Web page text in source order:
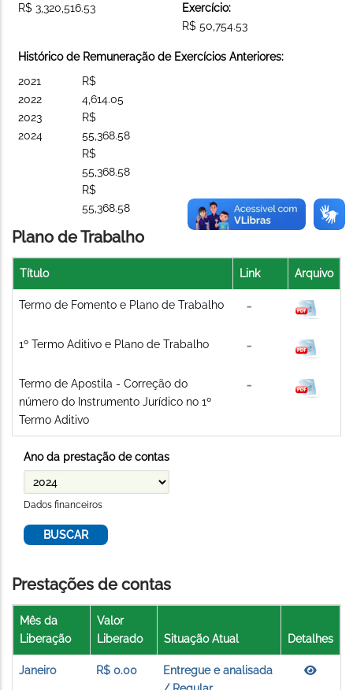
R$ 3,320,516.53
Exercício:
R$ 50,754.53
Histórico de Remuneração de Exercícios Anteriores:
2021
2022
2023
2024
R$
4,614.05
R$
55,368.58
R$
55,368.58
R$
55,368.58
Plano de Trabalho
Título Link Arquivo
Termo de Fomento e Plano de Trabalho
1º Termo Aditivo e Plano de Trabalho
Termo de Apostila - Correção do
número do Instrumento Jurídico no 1º
Termo Aditivo
Ano da prestação de contas
Dados financeiros
Prestações de contas
Mês da
Liberação
Valor
Liberado
Situação Atual Detalhes
Janeiro R$ 0.00
Entregue e analisada